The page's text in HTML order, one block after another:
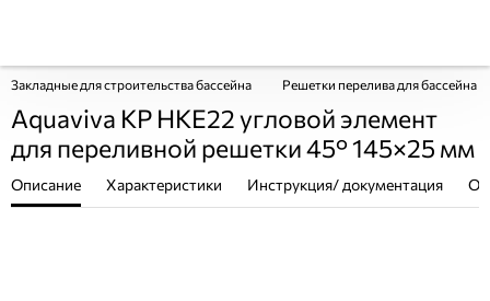
Закладные для строительства бассейна Решетки перелива для бассейна
Aquaviva KP HKE22 угловой элемент
для переливной решетки 45° 145×25 мм
Описание Характеристики Инструкция/ документация